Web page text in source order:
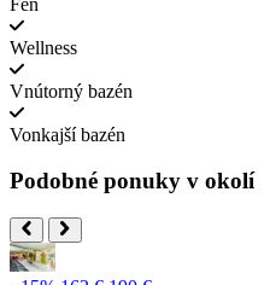
Wellness
Vnútorný bazén
Vonkajší bazén
Podobné ponuky v okolí